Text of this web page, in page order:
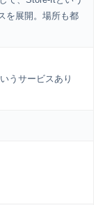
を展開。場所も都
うサービスあり